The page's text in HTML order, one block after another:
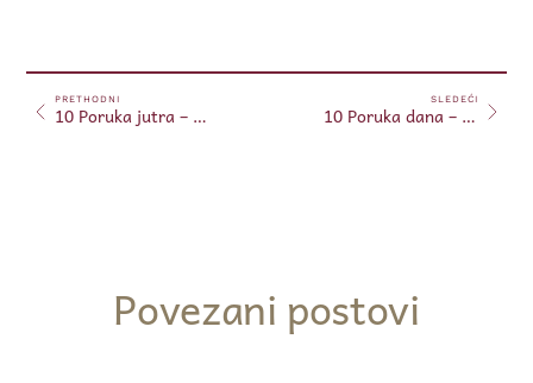
PRETHODNI
10 Poruka jutra – 10. jun, 2026.
SLEDEĆI
10 Poruka dana – 10. jun, 2026.
Povezani postovi